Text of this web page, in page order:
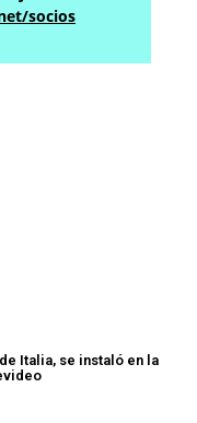
socios
Italia, se instaló en la